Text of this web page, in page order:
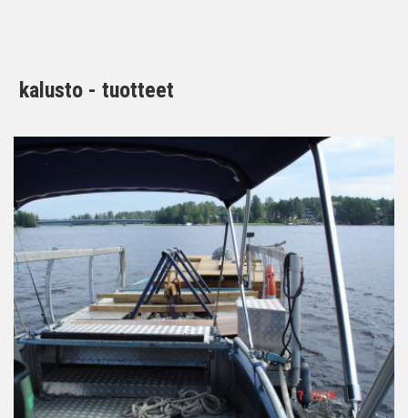
kalusto - tuotteet